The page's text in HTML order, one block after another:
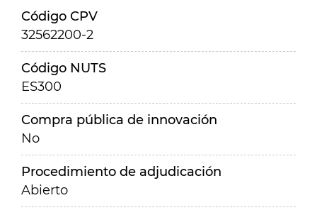
Código CPV
32562200-2
Código NUTS
ES300
Compra pública de innovación
No
Procedimiento de adjudicación
Abierto